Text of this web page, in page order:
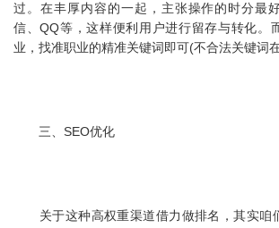
过。在丰厚内容的一起，主张操作的时分最
信、QQ等，这样便利用户进行留存与转化。
业，找准职业的精准关键词即可(不合法关键词在
三、SEO优化
关于这种高权重渠道借力做排名，其实咱